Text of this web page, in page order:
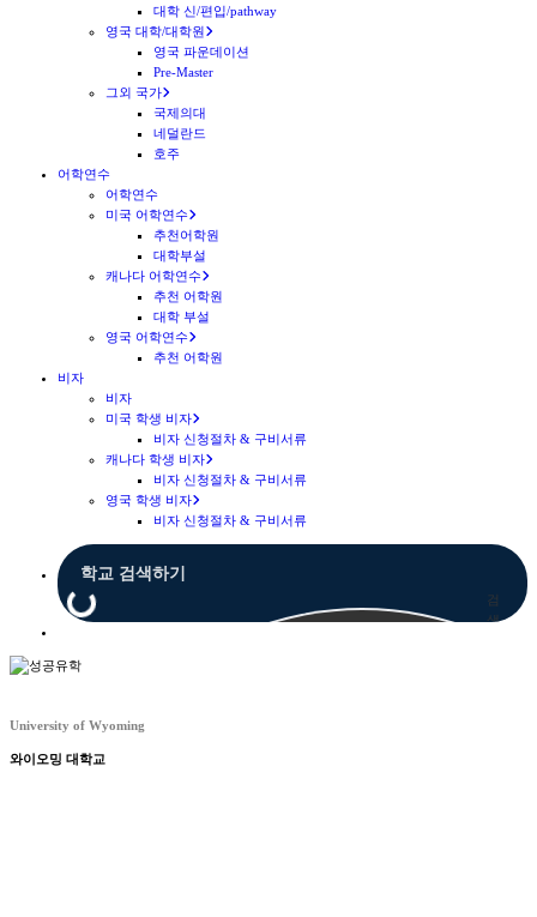
대학 신/편입/pathway
영국 대학/대학원
영국 파운데이션
Pre-Master
그외 국가
국제의대
네덜란드
호주
어학연수
어학연수
미국 어학연수
추천어학원
대학부설
캐나다 어학연수
추천 어학원
대학 부설
영국 어학연수
추천 어학원
비자
비자
미국 학생 비자
비자 신청절차 & 구비서류
캐나다 학생 비자
비자 신청절차 & 구비서류
영국 학생 비자
비자 신청절차 & 구비서류
검
색
University of Wyoming
와이오밍 대학교